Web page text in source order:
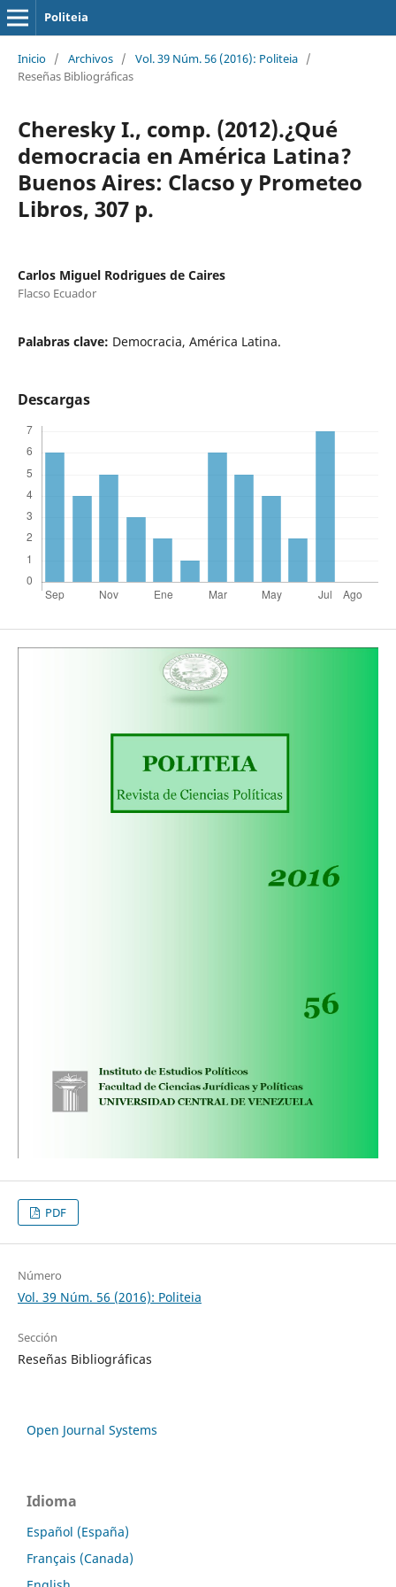
Politeia
Inicio / Archivos / Vol. 39 Núm. 56 (2016): Politeia /
Reseñas Bibliográficas
Cheresky I., comp. (2012).¿Qué
democracia en América Latina?
Buenos Aires: Clacso y Prometeo
Libros, 307 p.
Carlos Miguel Rodrigues de Caires
Flacso Ecuador
Palabras clave: Democracia, América Latina.
Descargas
PDF
Número
Vol. 39 Núm. 56 (2016): Politeia
Sección
Reseñas Bibliográficas
Open Journal Systems
Idioma
Español (España)
Français (Canada)